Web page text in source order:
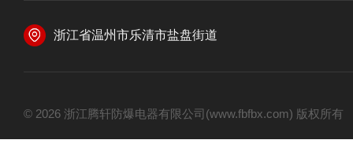
浙江省温州市乐清市盐盘街道
© 2026 浙江腾轩防爆电器有限公司(www.fbfbx.com) 版权所